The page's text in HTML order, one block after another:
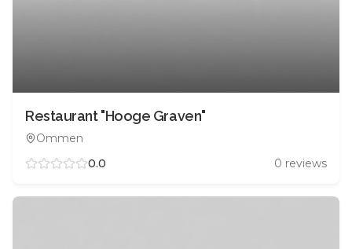
Restaurant "Hooge Graven"
Ommen
0.0
0 reviews